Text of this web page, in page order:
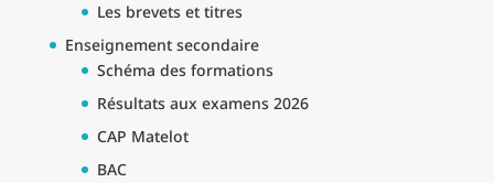
Les brevets et titres
Enseignement secondaire
Schéma des formations
Résultats aux examens 2026
CAP Matelot
BAC